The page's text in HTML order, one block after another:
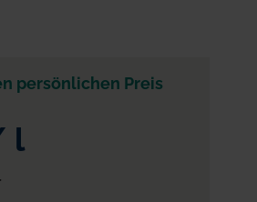
persönlichen Preis
l